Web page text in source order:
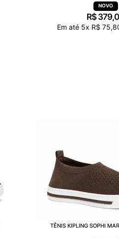
R$ 379,
Em até 5x R$ 75,
TÊNIS KIPLING SOPHI